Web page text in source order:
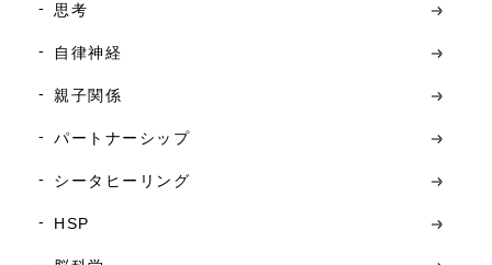
思考
自律神経
親子関係
パートナーシップ
シータヒーリング
HSP